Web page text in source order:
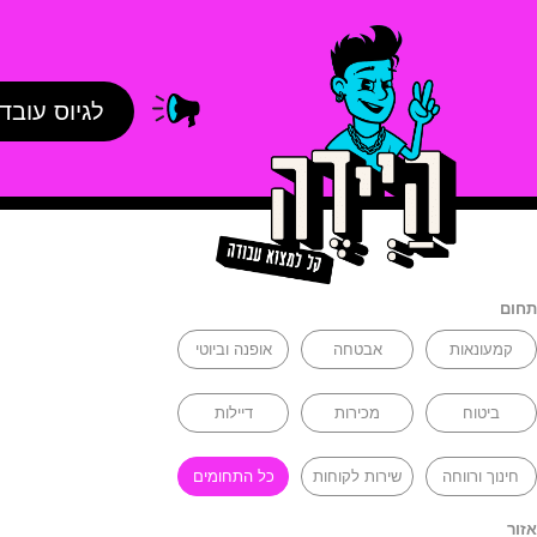
לגיוס
תחום
קמעונאות אבטחה אופנה וביוטי
ביטוח מכירות דיילות
חינוך ורווחה שירות לקוחות כל התחומים
אזור